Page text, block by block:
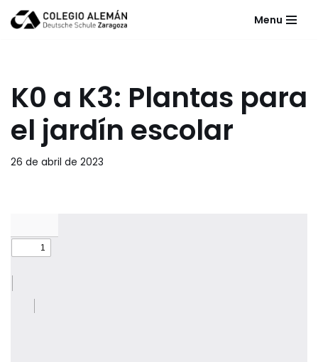
Menu
K0 a K3: Plantas para
el jardín escolar
26 de abril de 2023